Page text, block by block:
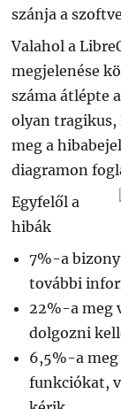
szánja a
Valahol a
megjelenése
száma átlépte
olyan
meg a
diagramon
Egyfelől a
hibák
7%-a
további
22%-a meg
dolgozni
6,5%-a meg
funkciókat,